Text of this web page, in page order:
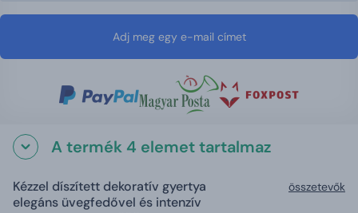
Adj meg egy e-mail címet
A termék 4 elemet tartalmaz
Kézzel díszített dekoratív gyertya
elegáns üvegfedővel és intenzív
összetevők